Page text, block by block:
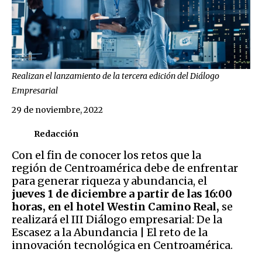
Realizan el lanzamiento de la tercera edición del Diálogo
Empresarial
Redacción
29 de noviembre, 2022
Con el fin de conocer los retos que la
región de Centroamérica debe de enfrentar
para generar riqueza y abundancia, el
jueves 1 de diciembre a partir de las 16:00
horas, en el hotel Westin Camino Real, se
realizará el III Diálogo empresarial: De la
Escasez a la Abundancia | El reto de la
innovación tecnológica en Centroamérica.